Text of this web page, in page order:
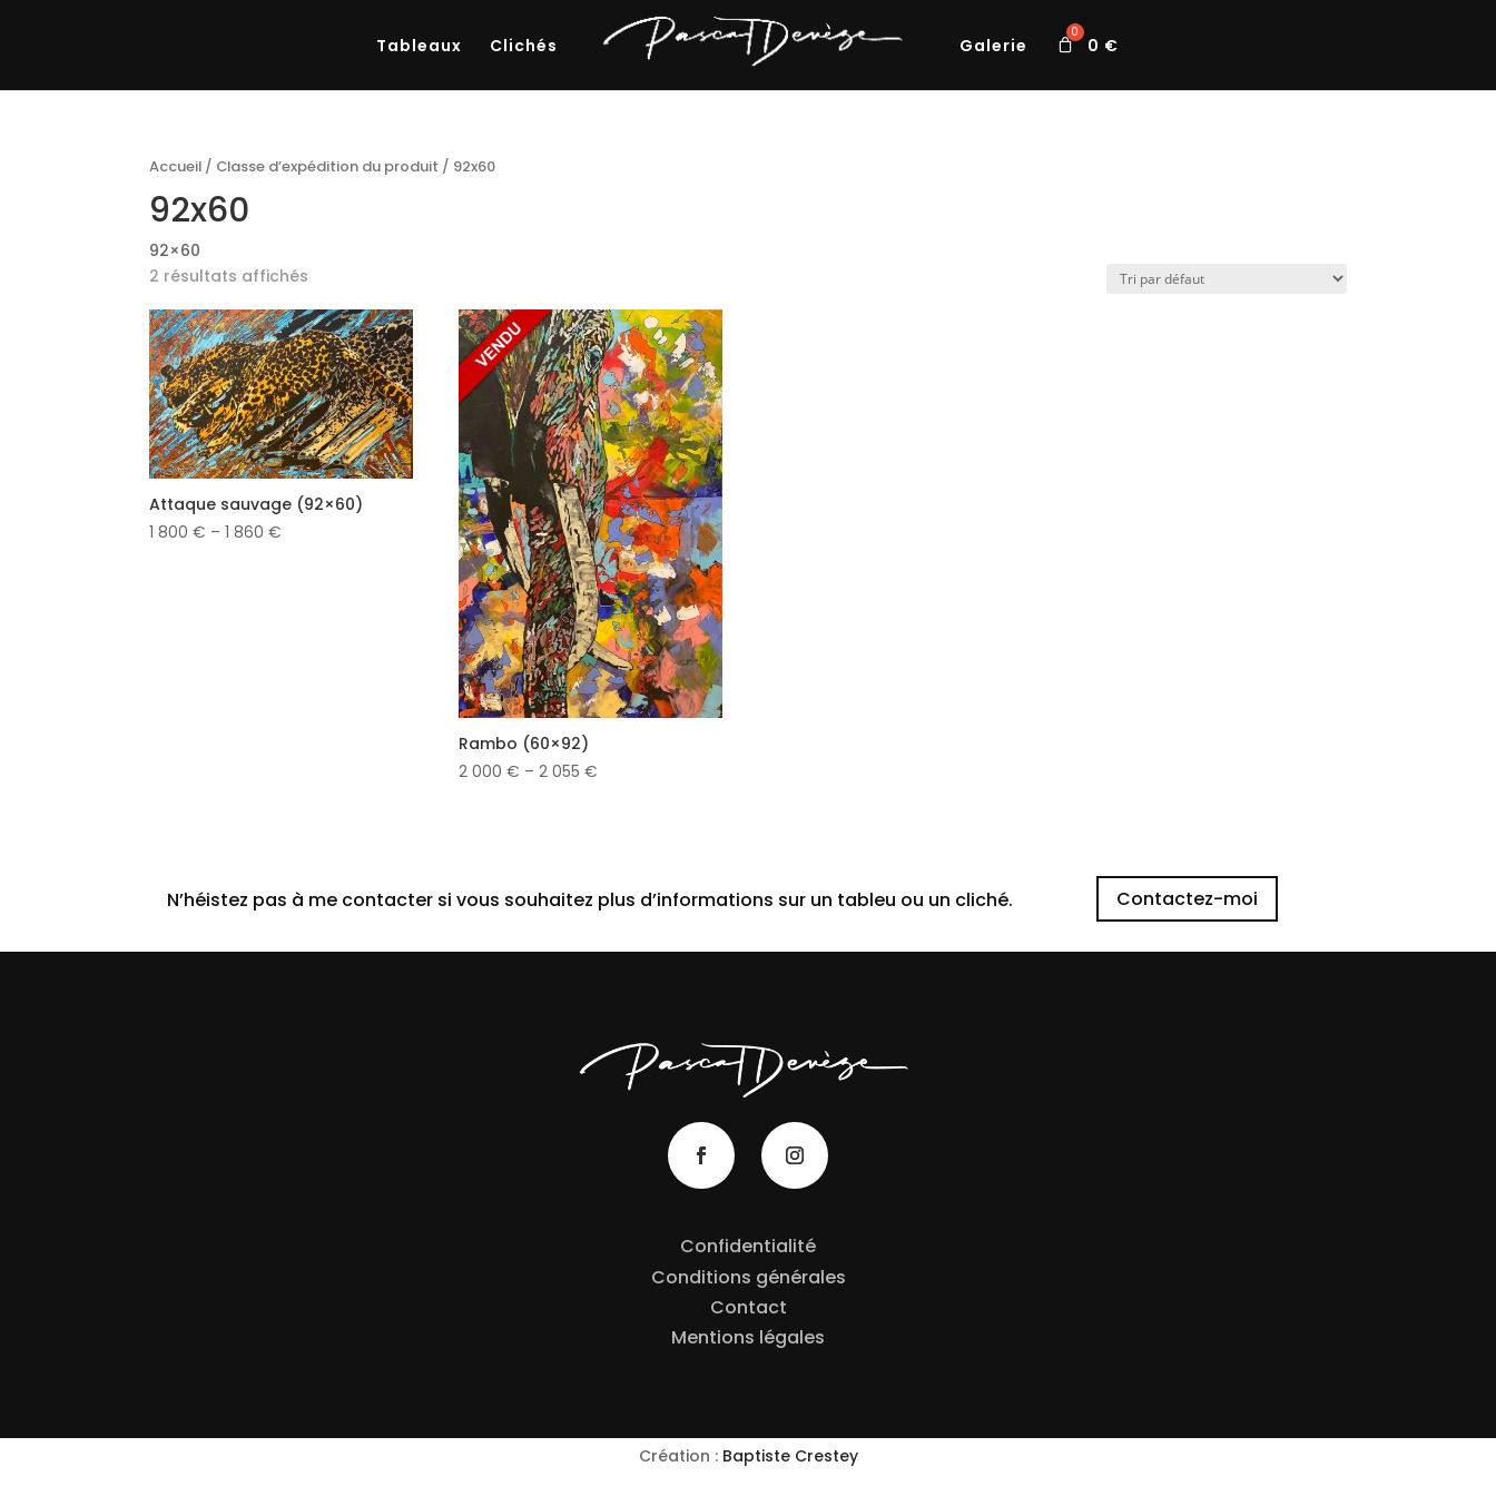
Tableaux Clichés Galerie 0 €
Accueil / Classe d’expédition du produit / 92x60
92x60
92×60
2 résultats affichés
Attaque sauvage (92×60)
1 800€ –1 860€
Rambo (60×92)
2 000€ –2 055€
N’héistez pas à me contacter si vous souhaitez plus d’informations sur un tableu ou un cliché. Contactez-moi
Confidentialité
Conditions générales
Contact
Mentions légales
Création : Baptiste Crestey